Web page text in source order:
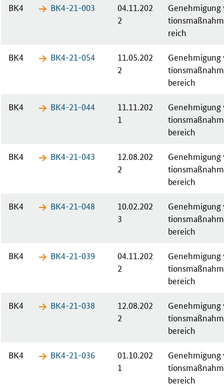
BK4 BK4-21-​003
04.11.202
2
reich
BK4 BK4-21-​054
11.05.202
2
bereich
BK4 BK4-21-​044
11.11.202
1
bereich
BK4 BK4-21-​043
12.08.202
2
bereich
BK4 BK4-21-​048
10.02.202
3
bereich
BK4 BK4-21-​039
04.11.202
2
bereich
BK4 BK4-21-​038
12.08.202
2
bereich
BK4 BK4-21-​036
01.10.202
1
bereich